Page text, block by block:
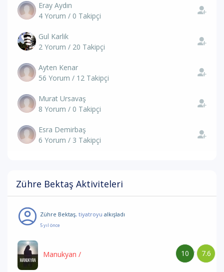
Eray Aydın
4 Yorum / 0 Takipçi
Gul Karlik
2 Yorum / 20 Takipçi
Ayten Kenar
56 Yorum / 12 Takipçi
Murat Ursavaş
8 Yorum / 0 Takipçi
Esra Demirbaş
6 Yorum / 3 Takipçi
Zühre Bektaş Aktiviteleri
Zühre Bektaş, tiyatroyu alkışladı
5 yıl önce
7.6
/
10
Manukyan /